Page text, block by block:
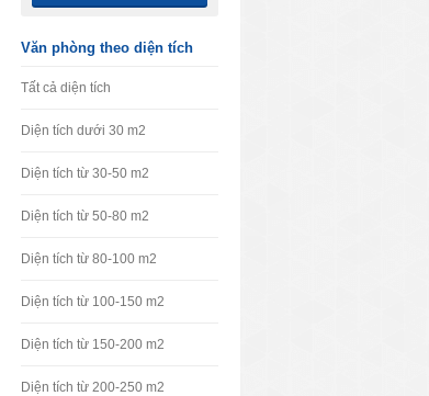
Văn phòng theo diện tích
Tất cả diện tích
Diện tích dưới 30 m2
Diện tích từ 30-50 m2
Diện tích từ 50-80 m2
Diện tích từ 80-100 m2
Diện tích từ 100-150 m2
Diện tích từ 150-200 m2
Diện tích từ 200-250 m2